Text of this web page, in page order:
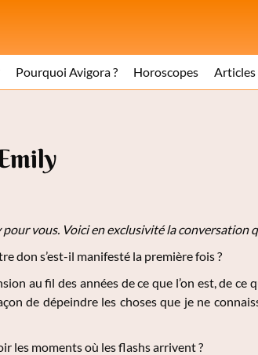
Pourquoi Avigora ? Horoscopes Articles
pour vous. Voici en exclusivité la conversation
don s’est-il manifesté la première fois ?
au fil des années de ce que l’on est, de ce
de dépeindre les choses que je ne
les moments où les flashs arrivent ?